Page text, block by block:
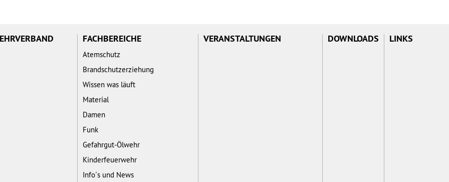
FACHBEREICHE
Atemschutz
Brandschutzerziehung
Wissen was läuft
Material
Damen
Funk
Gefahrgut-Ölwehr
Kinderfeuerwehr
Info´s und News
VERANSTALTUNGEN DOWNLOADS LINKS